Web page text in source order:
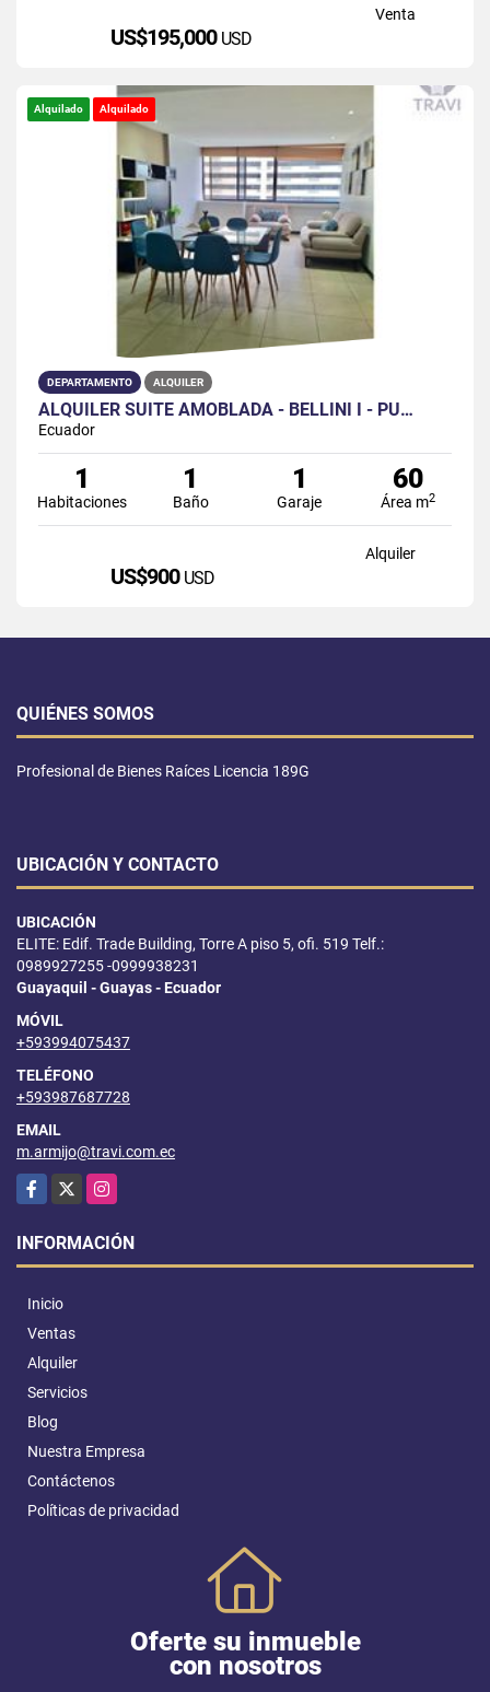
Venta
US$195,000 USD
Alquilado Alquilado
DEPARTAMENTO ALQUILER
ALQUILER SUITE AMOBLADA - BELLINI I - PU…
Ecuador
1
Habitaciones
1
Baño
1
Garaje
60
Área m2
Alquiler
US$900 USD
QUIÉNES SOMOS
Profesional de Bienes Raíces Licencia 189G
UBICACIÓN Y CONTACTO
UBICACIÓN
ELITE: Edif. Trade Building, Torre A piso 5, ofi. 519 Telf.:
0989927255 -0999938231
Guayaquil - Guayas - Ecuador
MÓVIL
+593994075437
TELÉFONO
+593987687728
EMAIL
m.armijo@travi.com.ec
Facebook
X Instagram
INFORMACIÓN
Inicio
Ventas
Alquiler
Servicios
Blog
Nuestra Empresa
Contáctenos
Políticas de privacidad
Oferte su inmueble
con nosotros